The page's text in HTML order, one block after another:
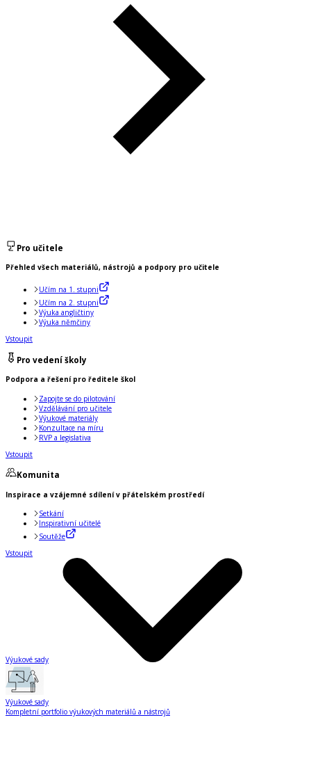
Pro učitele
Přehled všech materiálů, nástrojů a podpory pro učitele
Učím na 1. stupni
Učím na 2. stupni
Výuka angličtiny
Výuka němčiny
Vstoupit
Pro vedení školy
Podpora a řešení pro ředitele škol
Zapojte se do pilotování
Vzdělávání pro učitele
Výukové materiály
Konzultace na míru
RVP a legislativa
Vstoupit
Komunita
Inspirace a vzájemné sdílení v přátelském prostředí
Setkání
Inspirativní učitelé
Soutěže
Vstoupit
Výukové sady
Výukové sady
Kompletní portfolio výukových materiálů a nástrojů